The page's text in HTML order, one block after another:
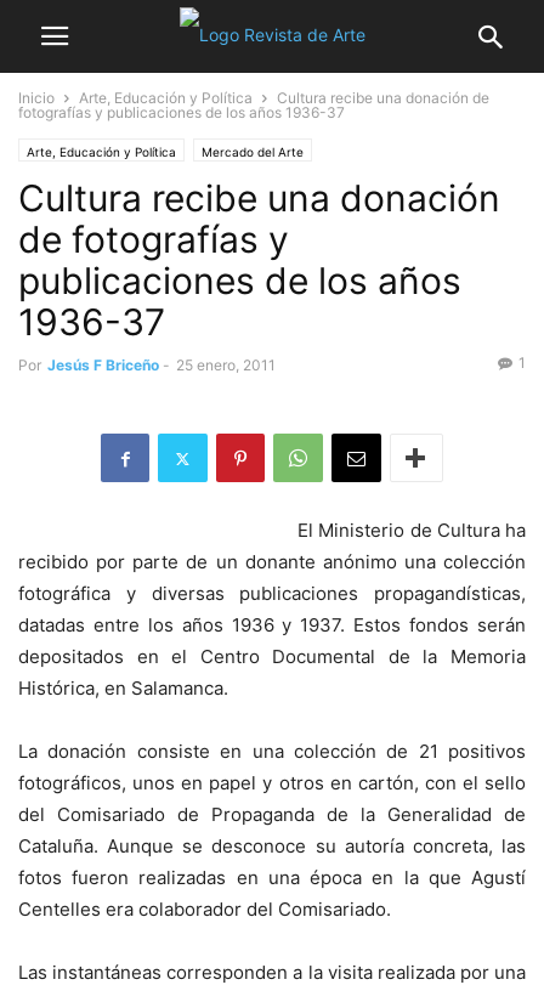
Inicio Arte, Educación y Política
Cultura recibe una donación de
fotografías y publicaciones de los años 1936-37
Arte, Educación y Política Mercado del Arte
Cultura recibe una donación
de fotografías y
publicaciones de los años
1936-37
Por Jesús F Briceño - 25 enero, 2011 1
El Ministerio de Cultura ha
recibido por parte de un donante anónimo una colección
fotográfica y diversas publicaciones propagandísticas,
datadas entre los años 1936 y 1937. Estos fondos serán
depositados en el Centro Documental de la Memoria
Histórica, en Salamanca.
La donación consiste en una colección de 21 positivos
fotográficos, unos en papel y otros en cartón, con el sello
del Comisariado de Propaganda de la Generalidad de
Cataluña. Aunque se desconoce su autoría concreta, las
fotos fueron realizadas en una época en la que Agustí
Centelles era colaborador del Comisariado.
Las instantáneas corresponden a la visita realizada por una